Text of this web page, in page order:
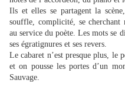
Ils et elles se partagent la
souffle, complicité, se cherchant
au service du poète. Les mots se
ses égratignures et ses revers.
Le cabaret n’est presque plus, le
et on pousse les portes d’un
Sauvage.